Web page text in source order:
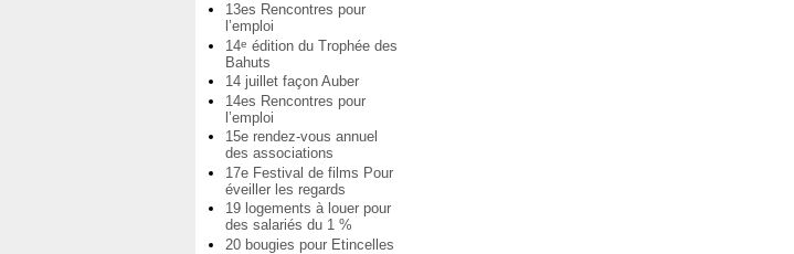
13es Rencontres pour
l’emploi
14e édition du Trophée des
Bahuts
14 juillet façon Auber
14es Rencontres pour
l’emploi
15e rendez-vous annuel
des associations
17e Festival de films Pour
éveiller les regards
19 logements à louer pour
des salariés du 1 %
20 bougies pour Etincelles